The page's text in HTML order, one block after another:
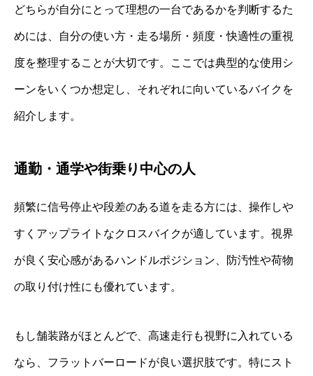
どちらが自分にとって理想の一台であるかを判断するた
めには、自分の使い方・走る場所・頻度・快適性の重視
度を整理することが大切です。ここでは典型的な使用シ
ーンをいくつか想定し、それぞれに向いているバイクを
紹介します。
通勤・通学や街乗り中心の人
頻繁に信号停止や段差のある道を走る方には、操作しや
すくアップライトなクロスバイクが適しています。視界
が良く安心感があるハンドルポジション、防汚性や荷物
の取り付け性にも優れています。
もし舗装路がほとんどで、高速走行も視野に入れている
なら、フラットバーロードが良い選択肢です。特にスト